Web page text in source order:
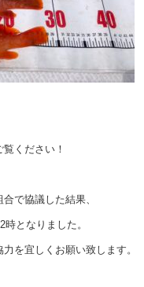
ください！
で協議した結果、
となりました。
を宜しくお願い致します。